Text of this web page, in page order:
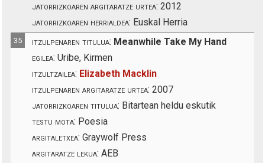
jatorrizkoaren argitaratze urtea: 2012
jatorrizkoaren herrialdea: Euskal Herria
35 itzulpenaren titulua: Meanwhile Take My Hand
egilea: Uribe, Kirmen
itzultzailea: Elizabeth Macklin
itzulpenaren argitaratze urtea: 2007
jatorrizkoaren titulua: Bitartean heldu eskutik
testu mota: Poesia
argitaletxea: Graywolf Press
argitaratze lekua: AEB